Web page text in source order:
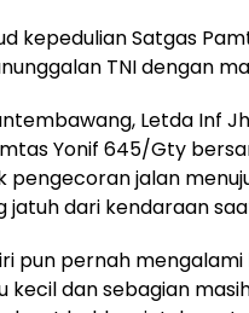
kepedulian Satgas
TNI dengan
Letda Inf
Yonif 645/Gty
pengecoran jalan
jatuh dari kendaraan
pun pernah
dan sebagian